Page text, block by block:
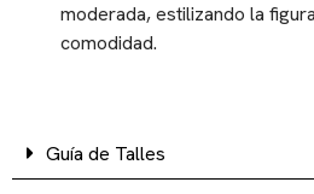
moderada, estilizando la
comodidad.
Guía de Talles